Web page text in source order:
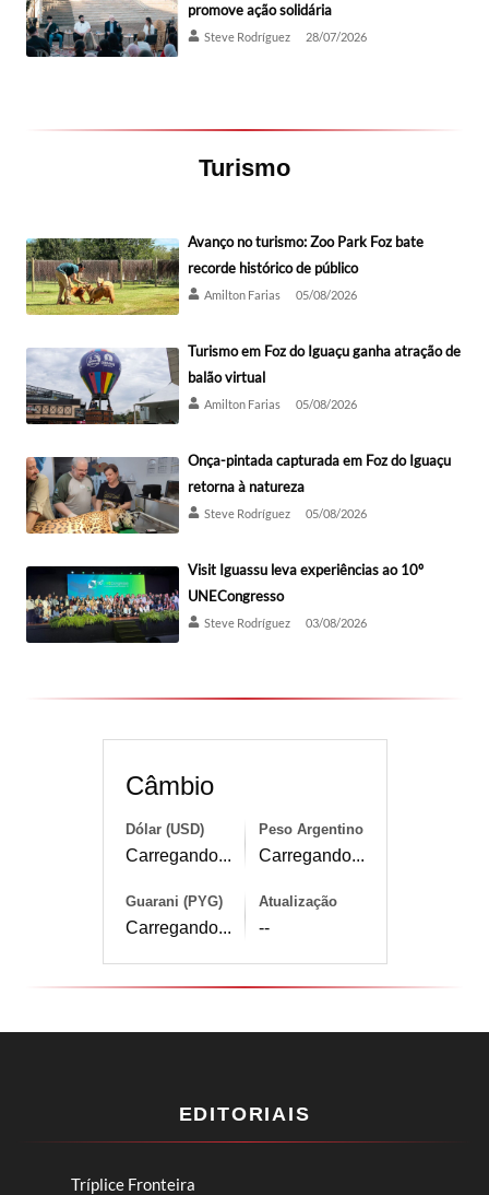
promove ação solidária
Steve Rodríguez 28/07/2026
Turismo
Avanço no turismo: Zoo Park Foz bate
recorde histórico de público
Amilton Farias 05/08/2026
Turismo em Foz do Iguaçu ganha atração de
balão virtual
Amilton Farias 05/08/2026
Onça-pintada capturada em Foz do Iguaçu
retorna à natureza
Steve Rodríguez 05/08/2026
Visit Iguassu leva experiências ao 10º
UNECongresso
Steve Rodríguez 03/08/2026
Câmbio
Dólar (USD)
Carregando...
Peso Argentino
Carregando...
Guarani (PYG)
Carregando...
Atualização
--
EDITORIAIS
Tríplice Fronteira